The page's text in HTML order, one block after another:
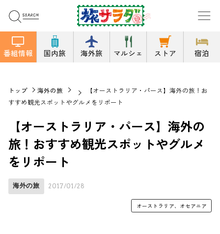
番組情報 国内旅 海外旅 マルシェ ストア 宿泊
トップ 海外の旅
【オーストラリア・パース】海外の旅！お
すすめ観光スポットやグルメをリポート
【オーストラリア・パース】海外の
旅！おすすめ観光スポットやグルメ
をリポート
海外の旅 2017/01/28
オーストラリア、オセアニア